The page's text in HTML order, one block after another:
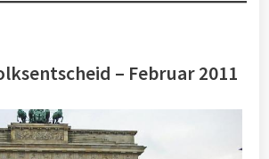
– Februar 2011